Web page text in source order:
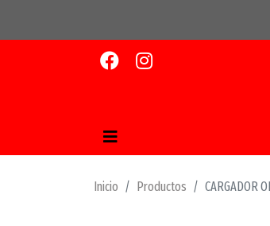
Inicio Productos CARGADOR